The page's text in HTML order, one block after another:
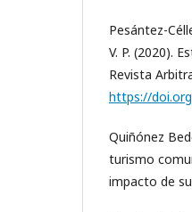
Pesántez-
V. P. (2020).
Revista
https://
Quiñónez
turismo
impacto de